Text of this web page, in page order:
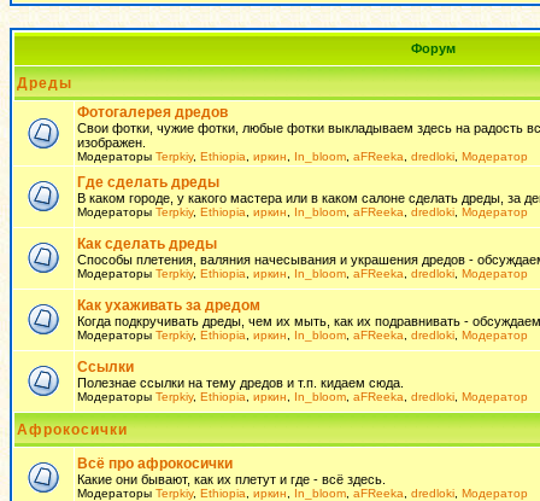
Форум
Дреды
Фотогалерея дредов
Свои фотки, чужие фотки, любые фотки выкладываем здесь на радость
изображен.
Модераторы Terpkiy, Ethiopia иркин In_bloom aFReeka dredloki Модератор
Где сделать дреды
В каком городе, у какого мастера или в каком салоне сделать дреды, за
Модераторы Terpkiy, Ethiopia иркин In_bloom aFReeka dredloki Модератор
Как сделать дреды
Способы плетения, валяния начесывания и украшения дредов -
Модераторы Terpkiy, Ethiopia иркин In_bloom aFReeka dredloki Модератор
Как ухаживать за дредом
Когда подкручивать дреды, чем их мыть, как их подравнивать - обсуждаем
Модераторы Terpkiy, Ethiopia иркин In_bloom aFReeka dredloki Модератор
Ссылки
Полезнае ссылки на тему дредов и т.п. кидаем сюда.
Модераторы Terpkiy, Ethiopia иркин In_bloom aFReeka dredloki Модератор
Афрокосички
Всё про афрокосички
Какие они бывают, как их плетут и где - всё здесь.
Модераторы Terpkiy, Ethiopia иркин In_bloom aFReeka dredloki Модератор